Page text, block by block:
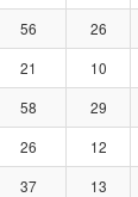
56 26
21 10
58 29
26 12
37 13